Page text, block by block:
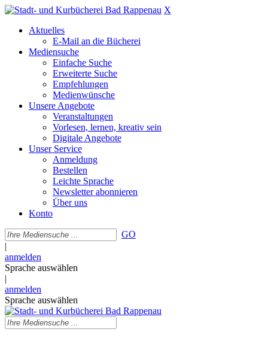
X
Aktuelles
E-Mail an die Bücherei
Mediensuche
Einfache Suche
Erweiterte Suche
Empfehlungen
Medienwünsche
Unsere Angebote
Veranstaltungen
Vorlesen, lernen, kreativ sein
Digitale Angebote
Unser Service
Anmeldung
Bestellen
Leichte Sprache
Newsletter abonnieren
Über uns
Konto
GO
|
anmelden
Sprache auswählen
|
anmelden
Sprache auswählen